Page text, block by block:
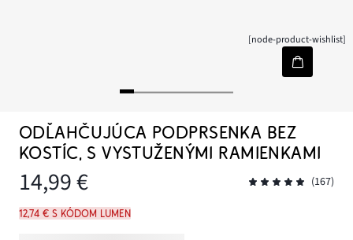
[node-product-wishlist]
ODĽAHČUJÚCA PODPRSENKA BEZ
KOSTÍC, S VYSTUŽENÝMI RAMIENKAMI
14,99 € (167)
12,74 € s kódom LUMEN